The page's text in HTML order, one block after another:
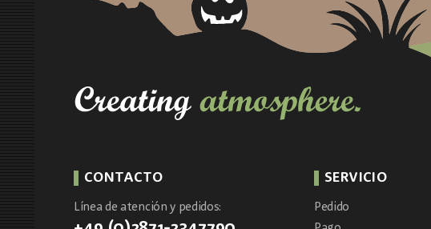
CONTACTO
Línea de atención y pedidos:
SERVICIO
Pedido